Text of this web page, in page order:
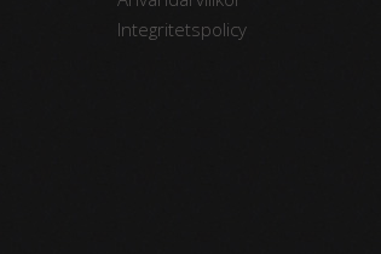
Integritetspolicy